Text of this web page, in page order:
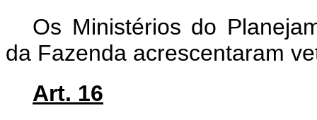
Os Ministérios do
da Fazenda acrescentaram
Art. 16